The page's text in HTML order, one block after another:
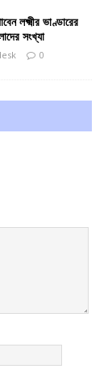
লক্ষ্মীর ভাণ্ডারের
সংখ্যা
0